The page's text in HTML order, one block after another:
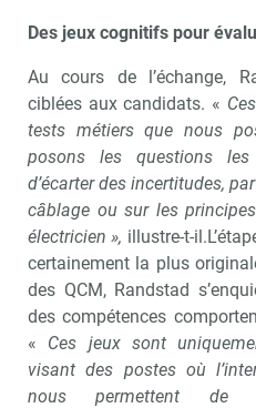
Des jeux cognitifs pour
Au cours de l’échange,
ciblées aux candidats. «
tests métiers que nous
posons les questions
d’écarter des incertitudes,
câblage ou sur les
électricien », illustre-t-
certainement la plus
des QCM, Randstad
des compétences
« Ces jeux sont
visant des postes où
nous permettent de